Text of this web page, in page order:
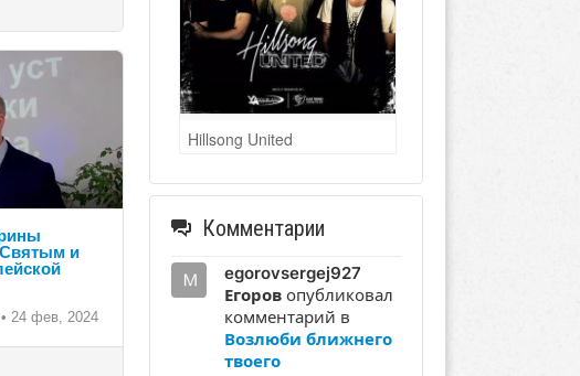
и
• 24 фев, 2024
Hillsong United
Комментарии
egorovsergej927
Егоровопубликовал
комментарий в
Возлюби ближнего
твоего